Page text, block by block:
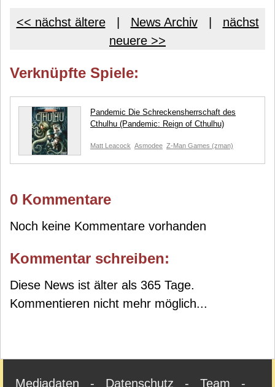
<< nächst ältere| News Archiv| nächst
neuere >>
Verknüpfte Spiele:
Pandemic Die Schreckensherrschaft des
Cthulhu (Pandemic: Reign of Cthulhu)
Matt Leacock Asmodee Z-Man Games (zman)
0 Kommentare
Noch keine Kommentare vorhanden
Kommentar schreiben:
Diese News ist älter als 365 Tage.
Kommentieren nicht mehr möglich...
Mediadaten - Datenschutz - Team -